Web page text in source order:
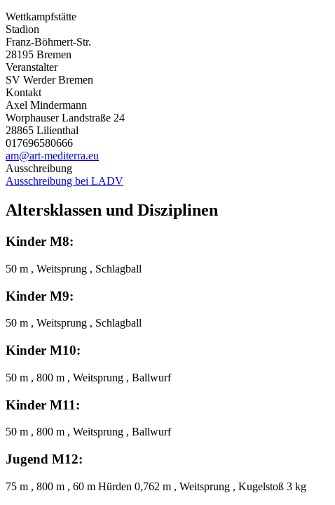
Wettkampfstätte
Stadion
Franz-Böhmert-Str.
28195 Bremen
Veranstalter
SV Werder Bremen
Kontakt
Axel Mindermann
Worphauser Landstraße 24
28865 Lilienthal
017696580666
am@art-mediterra.eu
Ausschreibung
Ausschreibung bei LADV
Altersklassen und Disziplinen
Kinder M8:
50 m , Weitsprung , Schlagball
Kinder M9:
50 m , Weitsprung , Schlagball
Kinder M10:
50 m , 800 m , Weitsprung , Ballwurf
Kinder M11:
50 m , 800 m , Weitsprung , Ballwurf
Jugend M12:
75 m , 800 m , 60 m Hürden 0,762 m , Weitsprung , Kugelstoß 3 kg